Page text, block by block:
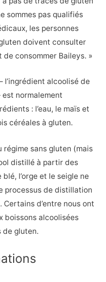
sommes pas qualifiés
les personnes
doivent consulter
consommer Baileys. »
l’ingrédient alcoolisé de
normalement
: l’eau, le maïs et
céréales à gluten.
régime sans gluten (mais
distillé à partir des
l’orge et le seigle ne
processus de distillation
d’entre nous ont
boissons alcoolisées
de gluten.